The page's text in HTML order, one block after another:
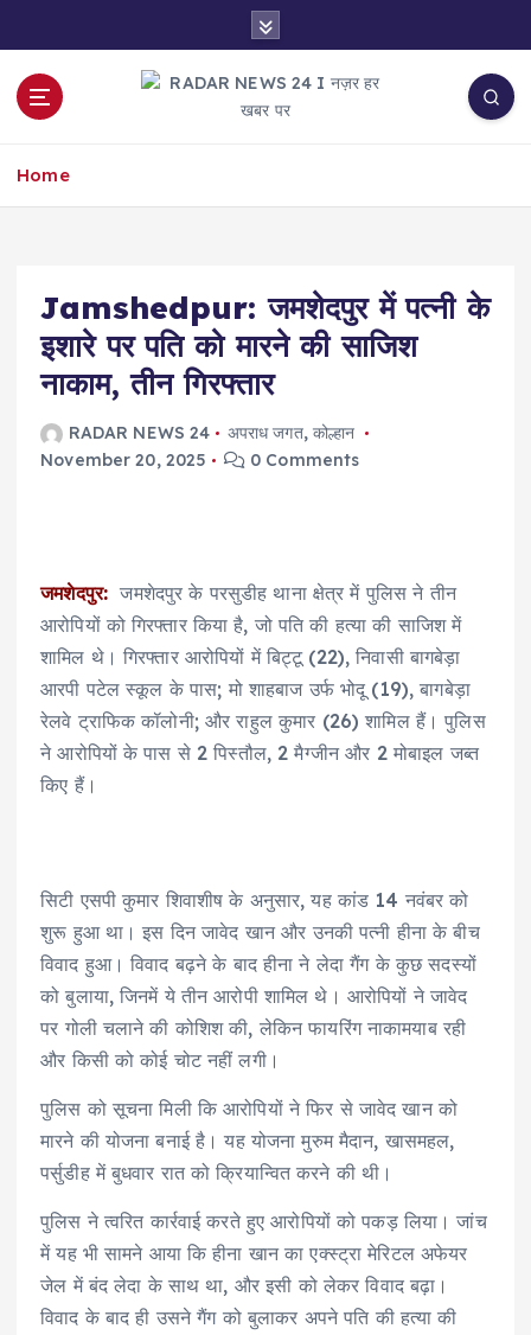
o
Home
Jamshedpur: जमशेदपुर में पत्नी के
इशारे पर पति को मारने की साजिश
नाकाम, तीन गिरफ्तार
RADAR NEWS 24 अपराध जगत, कोल्हान
November 20, 2025
0 Comments
जमशेदपुर: जमशेदपुर के परसुडीह थाना क्षेत्र में पुलिस ने तीन
आरोपियों को गिरफ्तार किया है, जो पति की हत्या की साजिश में
शामिल थे। गिरफ्तार आरोपियों में बिट्टू (22), निवासी बागबेड़ा
आरपी पटेल स्कूल के पास; मो शाहबाज उर्फ भोदू (19), बागबेड़ा
रेलवे ट्राफिक कॉलोनी; और राहुल कुमार (26) शामिल हैं। पुलिस
ने आरोपियों के पास से 2 पिस्तौल, 2 मैग्जीन और 2 मोबाइल जब्त
किए हैं।
सिटी एसपी कुमार शिवाशीष के अनुसार, यह कांड 14 नवंबर को
शुरू हुआ था। इस दिन जावेद खान और उनकी पत्नी हीना के बीच
विवाद हुआ। विवाद बढ़ने के बाद हीना ने लेदा गैंग के कुछ सदस्यों
को बुलाया, जिनमें ये तीन आरोपी शामिल थे। आरोपियों ने जावेद
पर गोली चलाने की कोशिश की, लेकिन फायरिंग नाकामयाब रही
और किसी को कोई चोट नहीं लगी।
पुलिस को सूचना मिली कि आरोपियों ने फिर से जावेद खान को
मारने की योजना बनाई है। यह योजना मुरुम मैदान, खासमहल,
पर्सुडीह में बुधवार रात को क्रियान्वित करने की थी।
पुलिस ने त्वरित कार्रवाई करते हुए आरोपियों को पकड़ लिया। जांच
में यह भी सामने आया कि हीना खान का एक्स्ट्रा मेरिटल अफेयर
जेल में बंद लेदा के साथ था, और इसी को लेकर विवाद बढ़ा।
विवाद के बाद ही उसने गैंग को बुलाकर अपने पति की हत्या की